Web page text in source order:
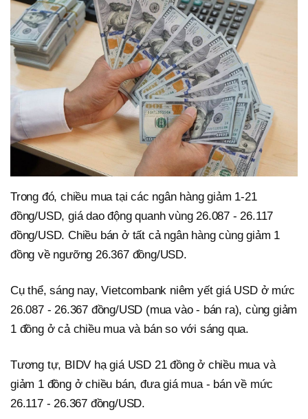
Trong đó, chiều mua tại các ngân hàng giảm 1-21
đồng/USD, giá dao động quanh vùng 26.087 - 26.117
đồng/USD. Chiều bán ở tất cả ngân hàng cùng giảm 1
đồng về ngưỡng 26.367 đồng/USD.
Cụ thể, sáng nay, Vietcombank niêm yết giá USD ở mức
26.087 - 26.367 đồng/USD (mua vào - bán ra), cùng giảm
1 đồng ở cả chiều mua và bán so với sáng qua.
Tương tự, BIDV hạ giá USD 21 đồng ở chiều mua và
giảm 1 đồng ở chiều bán, đưa giá mua - bán về mức
26.117 - 26.367 đồng/USD.